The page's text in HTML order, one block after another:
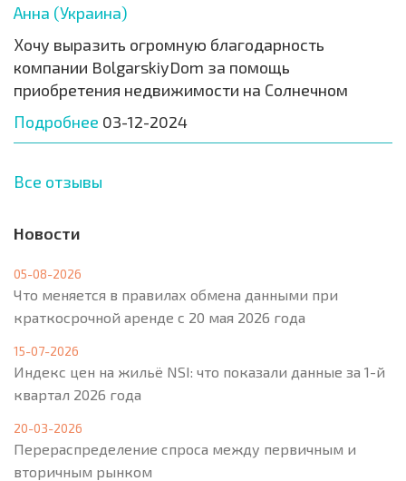
Анна (Украина)
Хочу выразить огромную благодарность
компании BolgarskiyDom за помощь
приобретения недвижимости на Солнечном
Подробнее 03-12-2024
Все отзывы
Новости
05-08-2026
Что меняется в правилах обмена данными при
краткосрочной аренде с 20 мая 2026 года
15-07-2026
Индекс цен на жильё NSI: что показали данные за 1-й
квартал 2026 года
20-03-2026
Перераспределение спроса между первичным и
вторичным рынком